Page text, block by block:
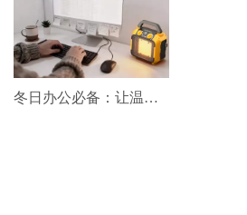
冬日办公必备：让温暖与效率同频